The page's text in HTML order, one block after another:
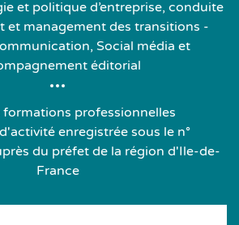
et politique d’entreprise, conduite
et management des transitions -
Social média et
éditorial
formations professionnelles
enregistrée sous le n°
du préfet de la région d'Ile-de-
France